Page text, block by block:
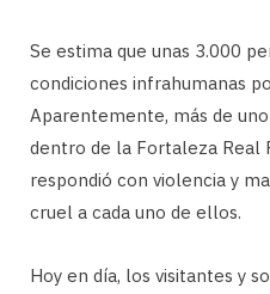
Se estima que unas 3.000
condiciones infrahumanas
Aparentemente, más de
dentro de la Fortaleza Real
respondió con violencia y
cruel a cada uno de ellos.
Hoy en día, los visitantes y